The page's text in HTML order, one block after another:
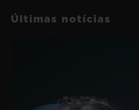
Últimas notícias